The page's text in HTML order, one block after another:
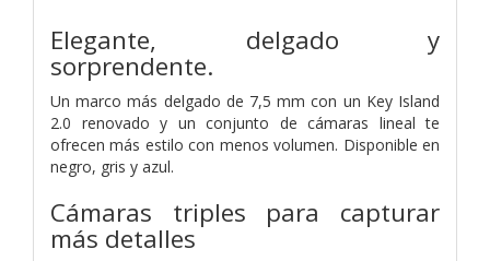
Elegante, delgado y
sorprendente.
Un marco más delgado de 7,5 mm con un Key Island
2.0 renovado y un conjunto de cámaras lineal te
ofrecen más estilo con menos volumen. Disponible en
negro, gris y azul.
Cámaras triples para capturar
más detalles